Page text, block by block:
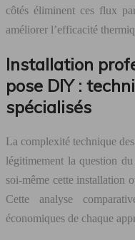
côtés éliminent ces flux
améliorer l’efficacité
Installation
pose DIY :
spécialisés
La complexité technique
légitimement la question
soi-même cette installation
Cette analyse
économiques de chaque